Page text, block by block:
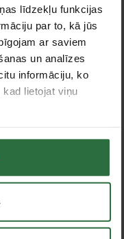
līdzekļu funkcijas
par to, kā jūs
ar saviem
un analīzes
informāciju, ko
lietojat viņu
roratslēga
3/8"-2"
176,66 €